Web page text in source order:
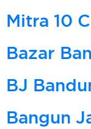
Mitra 10
Bazar
BJ
Bangun